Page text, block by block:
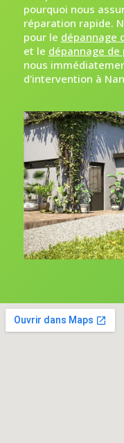
pourquoi nous
réparation rapide.
pour le dépannage
et le dépannage
nous
d'intervention à